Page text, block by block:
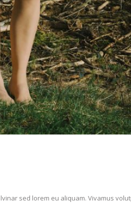
sed lorem eu aliquam. Vivamus